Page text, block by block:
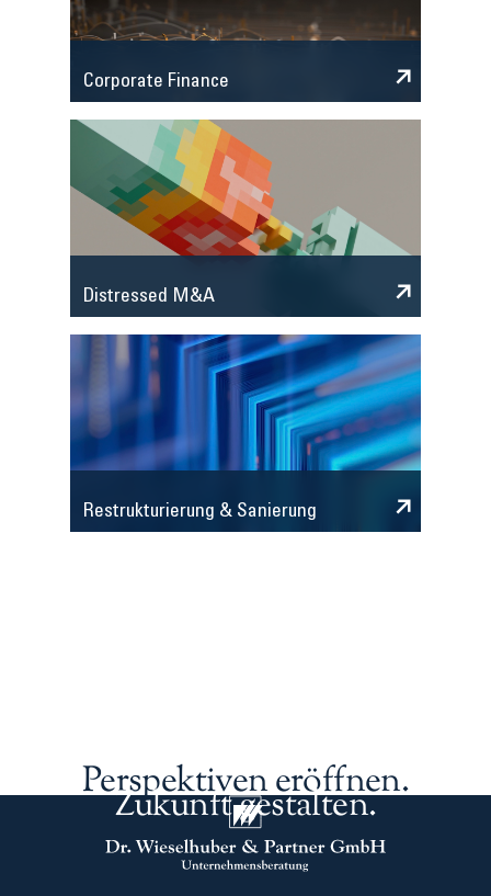
Corporate Finance
Distressed M&A
Restrukturierung & Sanierung
Perspektiven eröffnen.
Zukunft gestalten.